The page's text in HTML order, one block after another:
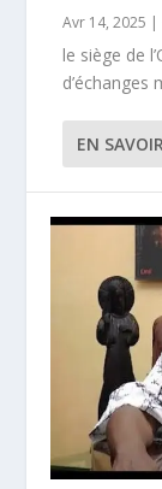
Avr 14, 2025 |
le siège de
d’échanges
EN